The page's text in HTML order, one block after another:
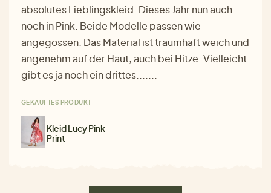
absolutes Lieblingskleid. Dieses Jahr nun auch
noch in Pink. Beide Modelle passen wie
angegossen. Das Material ist traumhaft weich und
angenehm auf der Haut, auch bei Hitze. Vielleicht
gibt es ja noch ein drittes.......
GEKAUFTES PRODUKT
Kleid Lucy Pink
Print